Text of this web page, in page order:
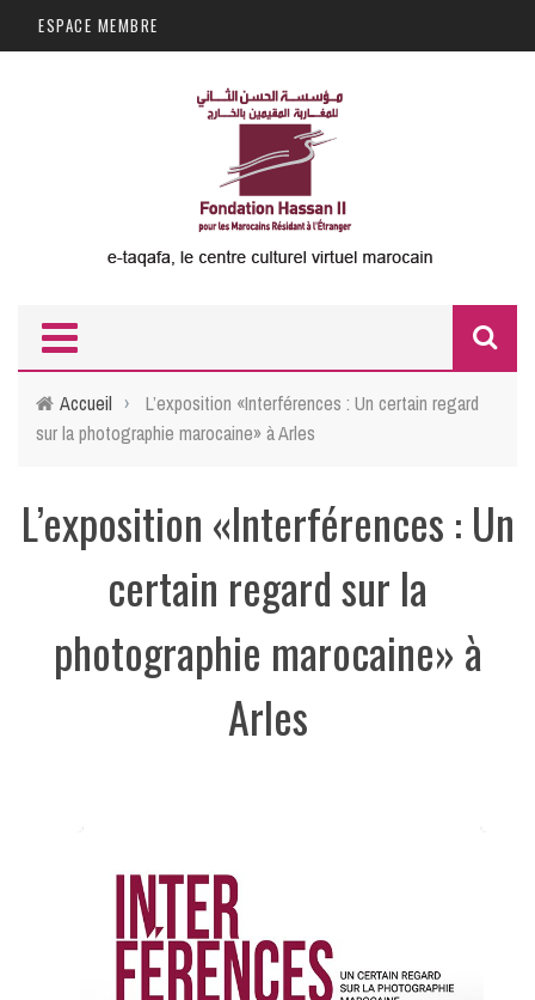
Aller au contenu principal
ESPACE MEMBRE
Accueil ›
L’exposition «Interférences : Un certain regard
sur la photographie marocaine» à Arles
L’exposition «Interférences : Un
certain regard sur la
photographie marocaine» à
Arles